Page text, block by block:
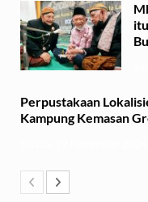
Perpustakaan
Kampung Kemasan